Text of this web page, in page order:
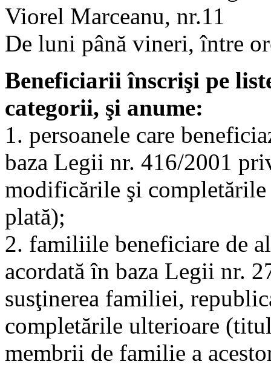
Viorel Marceanu, nr.11
De luni până vineri, între
Beneficiarii înscrişi pe
categorii, şi anume:
1. persoanele care
baza Legii nr. 416/2001
modificările şi
plată);
2. familiile beneficiare de
acordată în baza Legii nr.
susţinerea familiei,
completările ulterioare
membrii de familie a